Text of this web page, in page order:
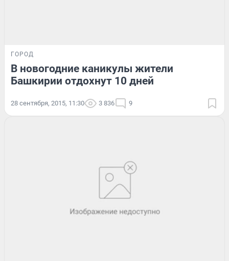
ГОРОД
В новогодние каникулы жители
Башкирии отдохнут 10 дней
28 сентября, 2015, 11:30 3 836 9